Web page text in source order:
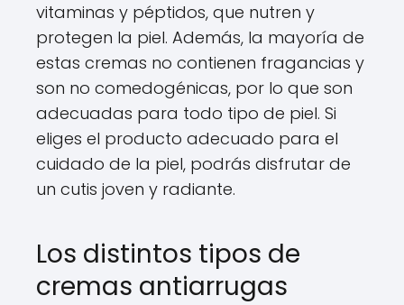
vitaminas y péptidos, que nutren y
protegen la piel. Además, la mayoría de
estas cremas no contienen fragancias y
son no comedogénicas, por lo que son
adecuadas para todo tipo de piel. Si
eliges el producto adecuado para el
cuidado de la piel, podrás disfrutar de
un cutis joven y radiante.
Los distintos tipos de
cremas antiarrugas